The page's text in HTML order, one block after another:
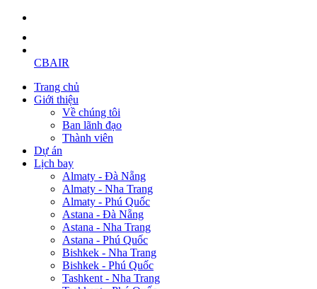
CBAIR
Trang chủ
Giới thiệu
Về chúng tôi
Ban lãnh đạo
Thành viên
Dự án
Lịch bay
Almaty - Đà Nẵng
Almaty - Nha Trang
Almaty - Phú Quốc
Astana - Đà Nẵng
Astana - Nha Trang
Astana - Phú Quốc
Bishkek - Nha Trang
Bishkek - Phú Quốc
Tashkent - Nha Trang